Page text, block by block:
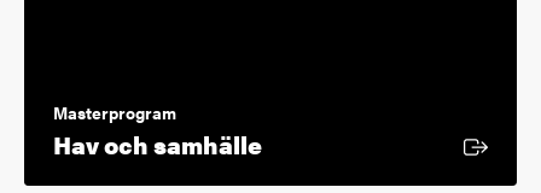
Masterprogram
Hav och samhälleExtern länk